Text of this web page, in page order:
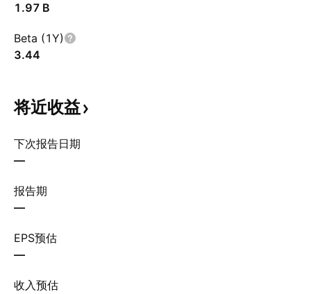
‪1.97 B‬
Beta (1Y)
3.44
将近收益
下次报告日期
—
报告期
—
EPS预估
—
收入预估